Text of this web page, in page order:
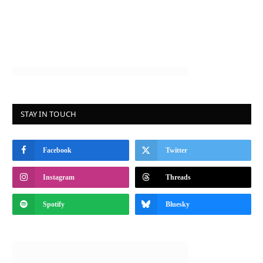
STAY IN TOUCH
Facebook Twitter
Instagram Threads
Spotify Bluesky